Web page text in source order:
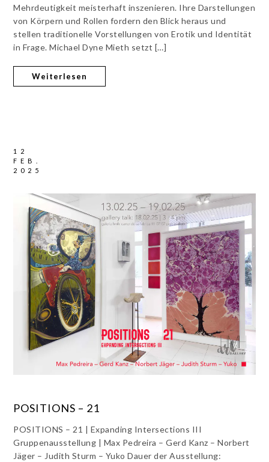
Mehrdeutigkeit meisterhaft inszenieren. Ihre Darstellungen
von Körpern und Rollen fordern den Blick heraus und
stellen traditionelle Vorstellungen von Erotik und Identität
in Frage. Michael Dyne Mieth setzt […]
Weiterlesen
12
FEB.
2025
POSITIONS – 21
POSITIONS – 21 | Expanding Intersections III
Gruppenausstellung | Max Pedreira – Gerd Kanz – Norbert
Jäger – Judith Sturm – Yuko Dauer der Ausstellung: